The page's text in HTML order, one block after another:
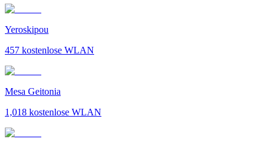
Yeroskipou
457 kostenlose WLAN
Mesa Geitonia
1,018 kostenlose WLAN